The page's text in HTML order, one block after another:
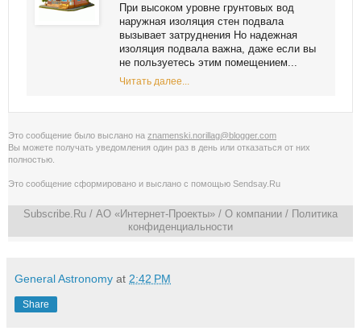
При высоком уровне грунтовых вод
наружная изоляция стен подвала
вызывает затруднения Но надежная
изоляция подвала важна, даже если вы
не пользуетесь этим помещением...
Читать далее...
Это сообщение было выслано на znamenski.norillag@blogger.com
Вы можете получать уведомления один раз в день или отказаться от них
полностью
Это сообщение сформировано и выслано с помощью Sendsay.Ru
Subscribe.Ru / АО «Интернет-Проекты» / О компании / Политика
конфиденциальности
General Astronomy at 2:42 PM
Share